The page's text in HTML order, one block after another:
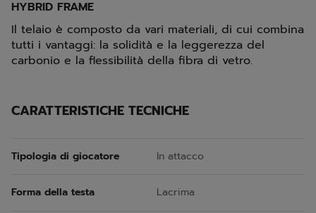
HYBRID FRAME
Il telaio è composto da vari materiali, di cui combina
tutti i vantaggi: la solidità e la leggerezza del
carbonio e la flessibilità della fibra di vetro.
CARATTERISTICHE TECNICHE
Tipologia di giocatore In attacco
Forma della testa Lacrima